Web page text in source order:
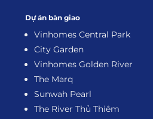
Dự án bàn giao
Vinhomes Central Park
City Garden
Vinhomes Golden River
The Marq
Sunwah Pearl
The River Thủ Thiêm